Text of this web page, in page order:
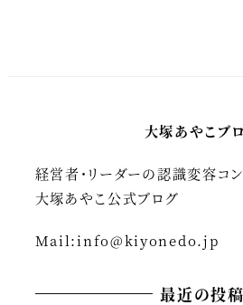
大塚あやこブ
経営者・リーダーの認識変容コ
大塚あやこ公式ブログ
Mail:info@kiyonedo.jp
最近の投稿